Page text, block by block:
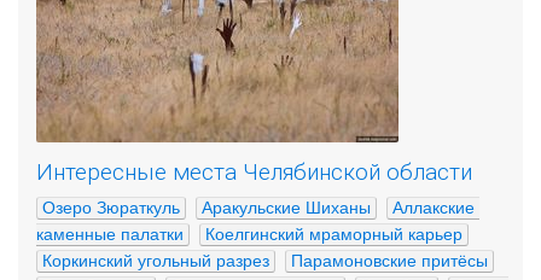
Интересные места Челябинской области
Озеро Зюраткуль Аракульские Шиханы
Аллакские
каменные палатки
Коелгинский мраморный карьер
Коркинский угольный разрез
Парамоновские притёсы